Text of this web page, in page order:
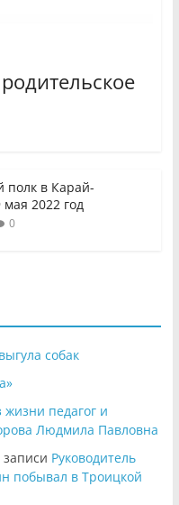
полк в Карай-
2022 год
0
собак
педагог и
Людмила Павловна
Руководитель
побывал в Троицкой